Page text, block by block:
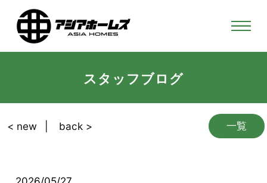
スタッフブログ
一覧
< new back >